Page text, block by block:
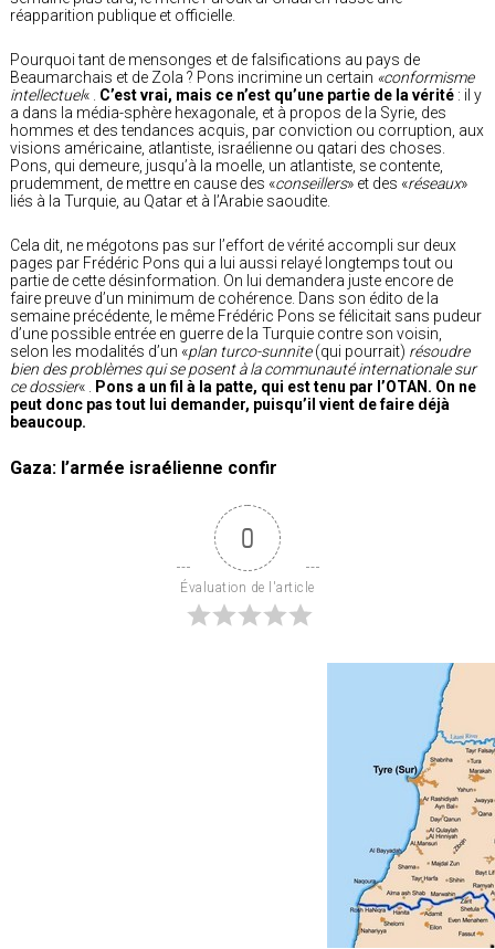
réapparition publique et officielle.
Pourquoi tant de mensonges et de falsifications au pays de
Beaumarchais et de Zola ? Pons incrimine un certain «conformisme
intellectuel« . C’est vrai, mais ce n’est qu’une partie de la vérité : il y
a dans la média-sphère hexagonale, et à propos de la Syrie, des
hommes et des tendances acquis, par conviction ou corruption, aux
visions américaine, atlantiste, israélienne ou qatari des choses.
Pons, qui demeure, jusqu’à la moelle, un atlantiste, se contente,
prudemment, de mettre en cause des «conseillers» et des «réseaux»
liés à la Turquie, au Qatar et à l’Arabie saoudite.
Cela dit, ne mégotons pas sur l’effort de vérité accompli sur deux
pages par Frédéric Pons qui a lui aussi relayé longtemps tout ou
partie de cette désinformation. On lui demandera juste encore de
faire preuve d’un minimum de cohérence. Dans son édito de la
semaine précédente, le même Frédéric Pons se félicitait sans pudeur
d’une possible entrée en guerre de la Turquie contre son voisin,
selon les modalités d’un «plan turco-sunnite(qui pourrait) résoudre
bien des problèmes qui se posent à la communauté internationale sur
ce dossier« .
Pons a un fil à la patte, qui est tenu par l’OTAN. On ne
peut donc pas tout lui demander, puisqu’il vient de faire déjà
beaucoup.
Gaza: l’armée israélienne confir
0
Évaluation de l'article